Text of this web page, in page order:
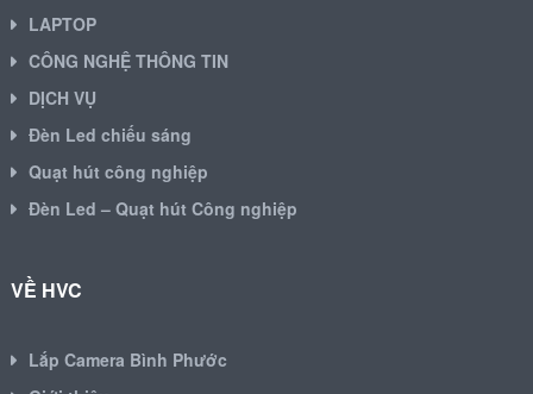
LAPTOP
CÔNG NGHỆ THÔNG TIN
DỊCH VỤ
Đèn Led chiếu sáng
Quạt hút công nghiệp
Đèn Led – Quạt hút Công nghiệp
VỀ HVC
Lắp Camera Bình Phước